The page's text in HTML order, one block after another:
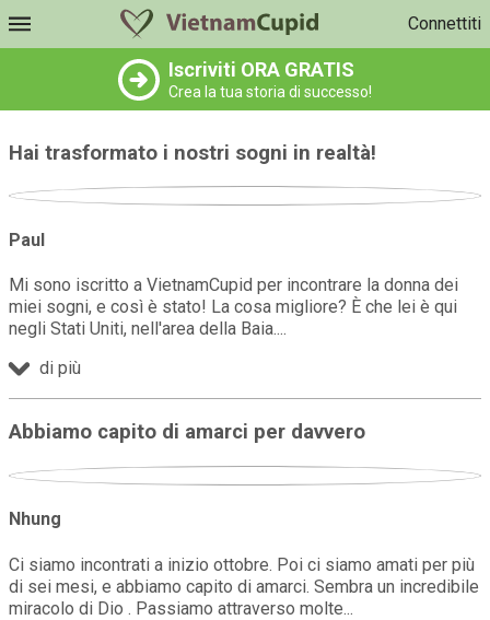
Connettiti
Iscriviti ORA GRATIS
Crea la tua storia di successo!
Hai trasformato i nostri sogni in realtà!
Paul
Mi sono iscritto a VietnamCupid per incontrare la donna dei
miei sogni, e così è stato! La cosa migliore? È che lei è qui
negli Stati Uniti, nell'area della Baia.
di più
Abbiamo capito di amarci per davvero
Nhung
Ci siamo incontrati a inizio ottobre. Poi ci siamo amati per più
di sei mesi, e abbiamo capito di amarci. Sembra un incredibile
miracolo di Dio . Passiamo attraverso molte